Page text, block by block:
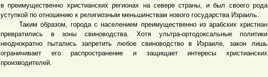
в преимущественно христианских регионах на севере страны, и был своего рода
уступкой по отношению к религиозным меньшинствам нового государства Израиль.
Таким образом, города с населением преимущественно из арабских христиан
превратились в зоны свиноводства. Хотя ультра-ортодоксальные политики
неоднократно пытались запретить любое свиноводство в Израиле, закон лишь
ограничивает его распространение и защищает интересы христианских
производителей.